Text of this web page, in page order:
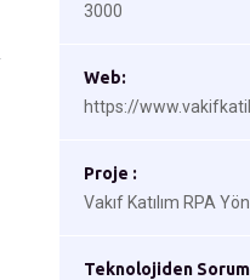
3000
Web:
https://
Proje :
Vakıf Katılım RPA
Teknolojiden